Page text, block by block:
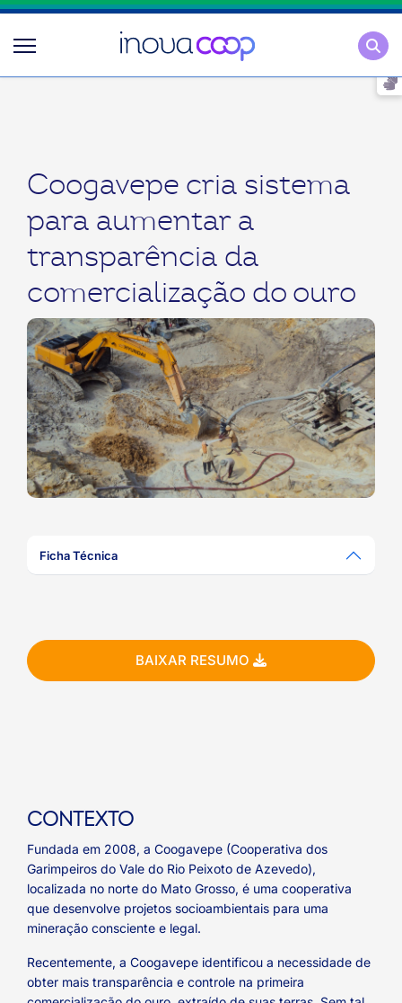
Coogavepe cria sistema
para aumentar a
transparência da
comercialização do ouro
Ficha Técnica
BAIXAR RESUMO
CONTEXTO
Fundada em 2008, a Coogavepe (Cooperativa dos
Garimpeiros do Vale do Rio Peixoto de Azevedo),
localizada no norte do Mato Grosso, é uma cooperativa
que desenvolve projetos socioambientais para uma
mineração consciente e legal.
Recentemente, a Coogavepe identificou a necessidade de
obter mais transparência e controle na primeira